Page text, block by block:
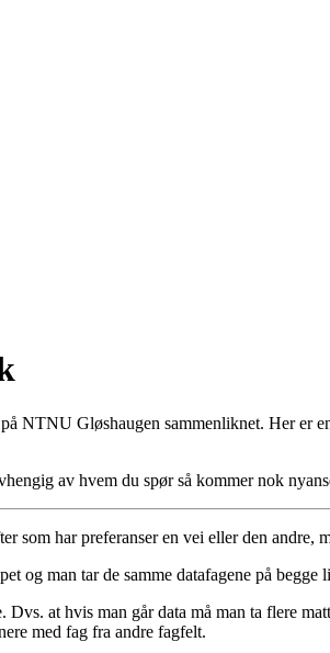
Gløshaugen sammenliknet. Her er
av hvem du spør så kommer nok
som har preferanser en vei eller den andre,
og man tar de samme datafagene på begge
at hvis man går data må man ta flere
med fag fra andre fagfelt.